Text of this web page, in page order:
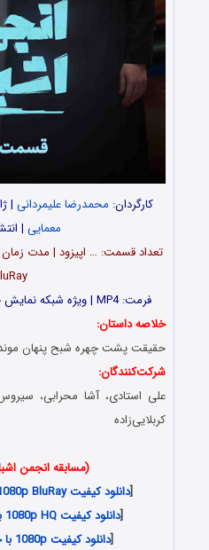
کارگردان: محمدرضا علیمردانی |
معمایی |
فرمت: MP4 | ویژه شبکه نمایش خانگی | تهیه‌کننده: علی سرور
خلاصه داستان:
حقیقت پشت چهره شبح پنهان
شرکت‌کنندگان:
علی استادی، آشا محرابی،
کربلایی‌زاده
(مسابقه انجمن
[دانلود کیفیت 1080p BluRay با حجم 6.78 گیگابایت
[دانلود کیفیت 1080p HQ با حجم 2.47 گیگابایت
[دانلود کیفیت 1080p با حجم 1.79 گیگابایت